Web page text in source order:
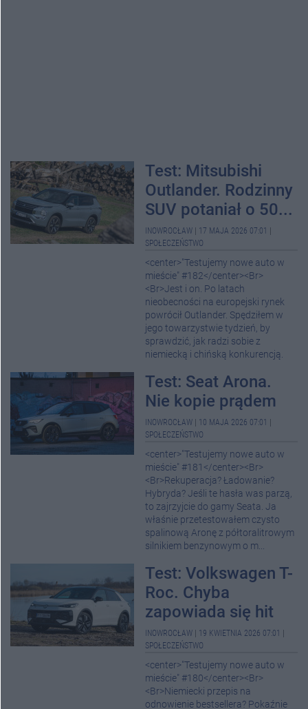
Test: Mitsubishi
Outlander. Rodzinny
SUV potaniał o 50...
INOWROCŁAW 17 MAJA 2026 07:01
SPOŁECZEŃSTWO
<center>"Testujemy nowe auto w
mieście" #182</center><Br>
<Br>Jest i on. Po latach
nieobecności na europejski rynek
powrócił Outlander. Spędziłem w
jego towarzystwie tydzień, by
sprawdzić, jak radzi sobie z
niemiecką i chińską konkurencją.
Test: Seat Arona.
Nie kopie prądem
INOWROCŁAW 10 MAJA 2026 07:01
SPOŁECZEŃSTWO
<center>"Testujemy nowe auto w
mieście" #181</center><Br>
<Br>Rekuperacja? Ładowanie?
Hybryda? Jeśli te hasła was parzą,
to zajrzyjcie do gamy Seata. Ja
właśnie przetestowałem czysto
spalinową Aronę z półtoralitrowym
silnikiem benzynowym o m...
Test: Volkswagen T-
Roc. Chyba
zapowiada się hit
INOWROCŁAW 19 KWIETNIA 2026 07:01
SPOŁECZEŃSTWO
<center>"Testujemy nowe auto w
mieście" #180</center><Br>
<Br>Niemiecki przepis na
odnowienie bestsellera? Pokaźnie